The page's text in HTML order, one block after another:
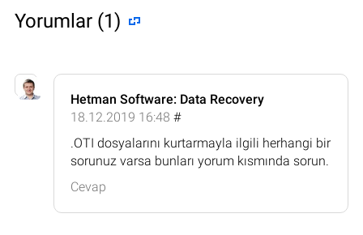
Yorumlar (1)
Hetman Software: Data Recovery
18.12.2019 16:48 #
.OTI dosyalarını kurtarmayla ilgili herhangi bir
sorunuz varsa bunları yorum kısmında sorun.
Cevap